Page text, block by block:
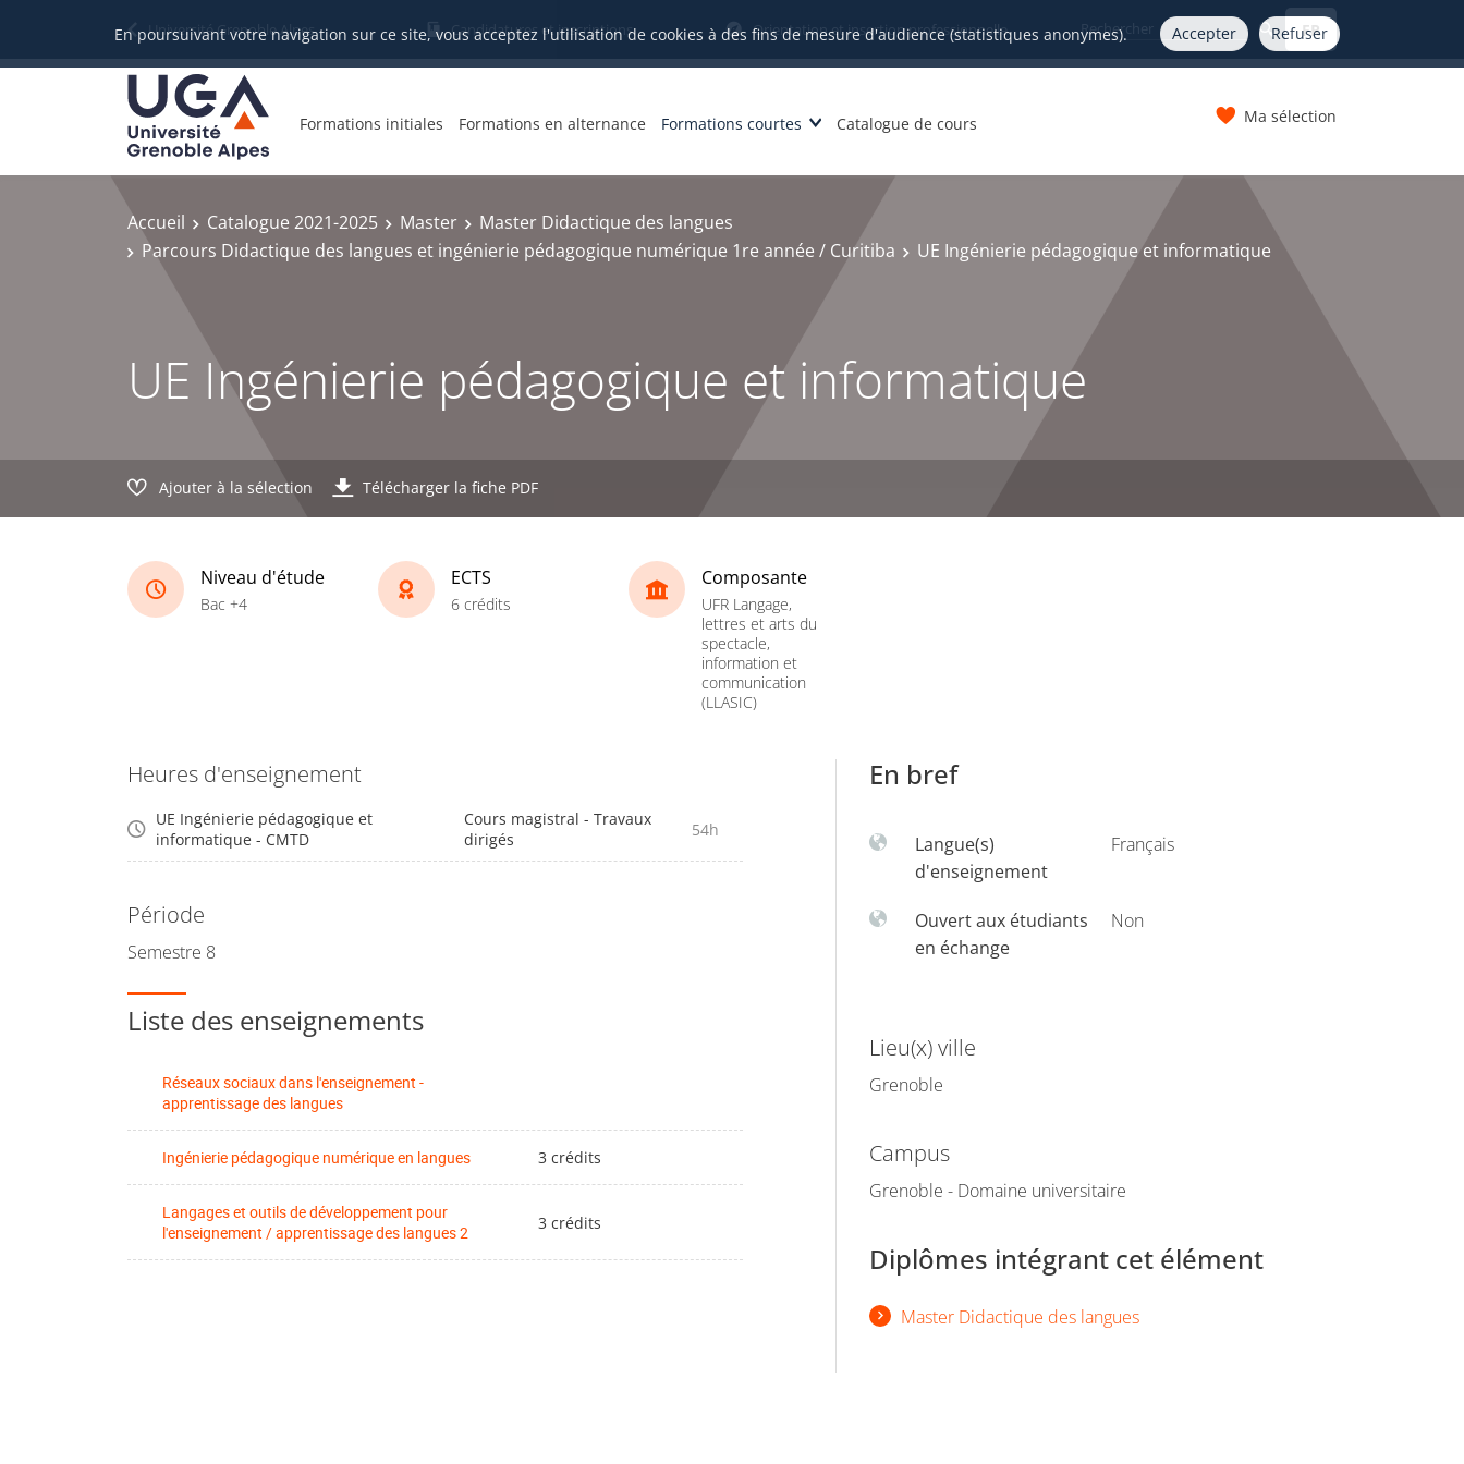
En poursuivant votre navigation sur ce site, vous acceptez l'utilisation de cookies à des fins de mesure d'audience (statistiques anonymes). Accepter Refuser
Université Grenoble Alpes Candidatures et inscriptions Orientation et insertion professionnelle FR
Formations initiales Formations en alternance Formations courtes Catalogue de cours Ma sélection
Accueil Catalogue 2021-2025 Master
Master Didactique des langues
Parcours Didactique des langues et ingénierie pédagogique numérique 1re année / Curitiba
UE Ingénierie pédagogique et informatique
UE Ingénierie pédagogique et informatique
Ajouter à la sélection Télécharger la fiche PDF
Niveau d'étude
Bac +4
ECTS
6 crédits
Composante
UFR Langage,
lettres et arts du
spectacle,
information et
communication
(LLASIC)
Heures d'enseignement
UE Ingénierie pédagogique et
informatique - CMTD
Cours magistral - Travaux
dirigés
54h
Période
Semestre 8
Liste des enseignements
Réseaux sociaux dans l'enseignement -
apprentissage des langues
Ingénierie pédagogique numérique en langues 3 crédits
Langages et outils de développement pour
l'enseignement / apprentissage des langues 2
3 crédits
En bref
Langue(s)
d'enseignement
Français
Ouvert aux étudiants
en échange
Non
Lieu(x) ville
Grenoble
Campus
Grenoble - Domaine universitaire
Diplômes intégrant cet élément
Master Didactique des langues